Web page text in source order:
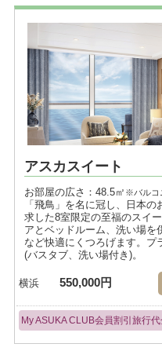
アスカスイート
お部屋の広さ：48.5㎡ ※バルコ
「飛鳥」を名に冠し、日本
求した8室限定の至福のスイ
アとベッドルーム、洗い場を
など快適にくつろげます。プ
(バスタブ、洗い場付き)。
横浜 550,000円
My ASUKA CLUB会員割引旅行